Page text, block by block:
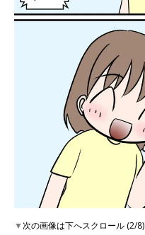
▼次の画像は下へスクロール (2/8)